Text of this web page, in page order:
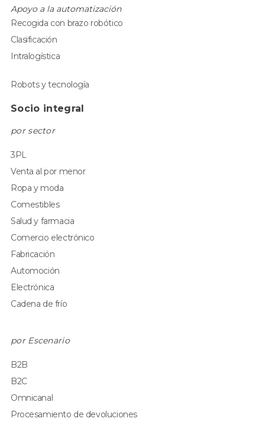
Apoyo a la automatización
Recogida con brazo robótico
Clasificación
Intralogística
Robots y tecnología
Socio integral
por sector
3PL
Venta al por menor
Ropa y moda
Comestibles
Salud y farmacia
Comercio electrónico
Fabricación
Automoción
Electrónica
Cadena de frío
por Escenario
B2B
B2C
Omnicanal
Procesamiento de devoluciones